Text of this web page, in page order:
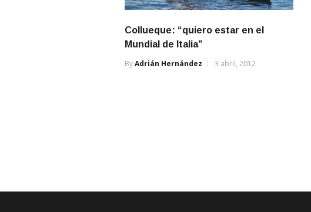
Collueque: “quiero estar en el
Mundial de Italia”
ByAdrián Hernández 3 abril, 2012